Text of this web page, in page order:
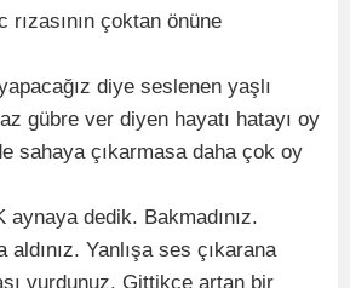
rızasının çoktan önüne
diye seslenen yaşlı
gübre ver diyen hayatı hatayı oy
sahaya çıkarmasa daha çok oy
dedik. Bakmadınız.
aldınız. Yanlışa ses çıkarana
vurdunuz. Gittikçe artan bir